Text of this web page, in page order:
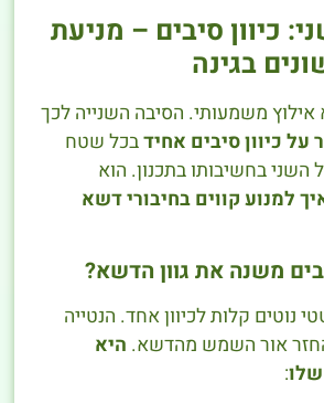
כיוון סיבים – מניעת
בגינה
אילוץ משמעותי. הסיבה השנייה לכך
על כיוון סיבים אחידבכל שטח
השני בחשיבותו בתכנון. הוא
למנוע קווים בחיבורי דשא
משנה את גוון הדשא?
נוטים קלות לכיוון אחד. הנטייה
אור השמש מהדשא. היא
: